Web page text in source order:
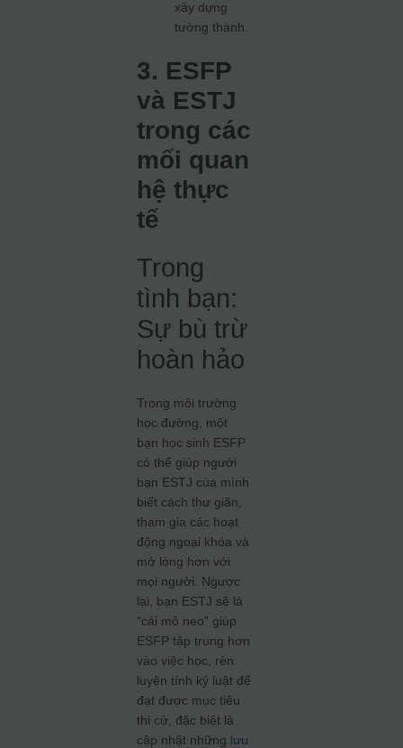
xây dựng
tường thành.
3. ESFP
và ESTJ
trong các
mối quan
hệ thực
tế
Trong
tình bạn:
Sự bù trừ
hoàn hảo
Trong môi trường
học đường, một
bạn học sinh ESFP
có thể giúp người
bạn ESTJ của mình
biết cách thư giãn,
tham gia các hoạt
động ngoại khóa và
mở lòng hơn với
mọi người. Ngược
lại, bạn ESTJ sẽ là
“cái mỏ neo” giúp
ESFP tập trung hơn
vào việc học, rèn
luyện tính kỷ luật để
đạt được mục tiêu
thi cử, đặc biệt là
cập nhật những lưu